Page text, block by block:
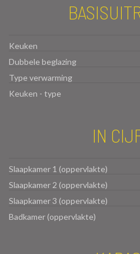
Keuken
Dubbele beglazing
Type verwarming
Keuken - type
IN
Slaapkamer 1 (oppervlakte)
Slaapkamer 2 (oppervlakte)
Slaapkamer 3 (oppervlakte)
Badkamer (oppervlakte)